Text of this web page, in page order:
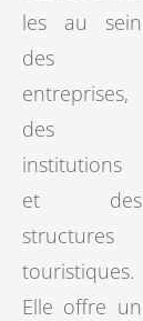
les au sein
des
entreprises,
des
institutions
et des
structures
touristiques.
Elle offre un